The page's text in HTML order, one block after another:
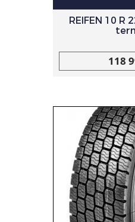
REIFEN 10 R
118